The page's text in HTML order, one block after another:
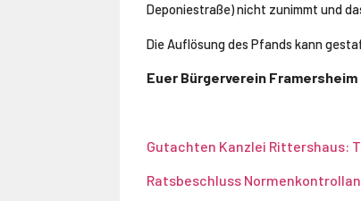
Deponiestraße) nicht zunimmt und
Die Auflösung des Pfands kann
Euer Bürgerverein Framersheim
Gutachten Kanzlei Rittershaus:
Ratsbeschluss